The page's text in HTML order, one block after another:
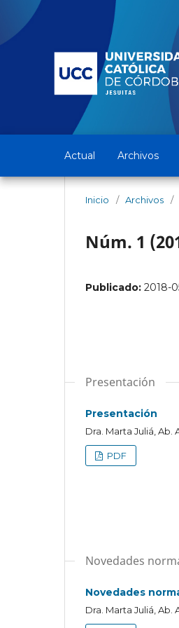
Actual Archivos
Inicio / Archivos /
Núm. 1
Publicado: 2018-
Presentación
Presentación
Dra. Marta Juliá, Ab.
PDF
Novedades
Novedades
Dra. Marta Juliá, Ab.